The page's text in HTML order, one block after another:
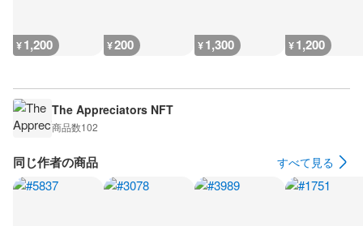
¥1,200 ¥200 ¥1,300 ¥1,200
The Appreciators NFT
商品数102
同じ作者の商品 すべて見る